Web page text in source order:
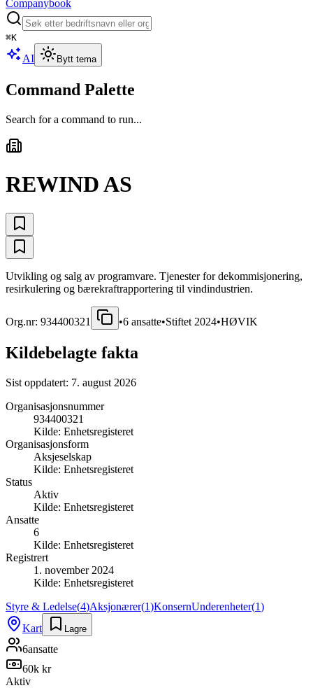
Companybook
⌘K
AI Bytt tema
Command Palette
Search for a command to run...
REWIND AS
Utvikling og salg av programvare. Tjenester for dekommisjonering,
resirkulering og bærekraftrapportering til vindindustrien.
Org.nr: 934400321 •6 ansatte•Stiftet 2024•HØVIK
Kildebelagte fakta
Sist oppdatert: 7. august 2026
Organisasjonsnummer
934400321
Kilde: Enhetsregisteret
Organisasjonsform
Aksjeselskap
Kilde: Enhetsregisteret
Status
Aktiv
Kilde: Enhetsregisteret
Ansatte
6
Kilde: Enhetsregisteret
Registrert
1. november 2024
Kilde: Enhetsregisteret
Styre & Ledelse(4)Aksjonærer(1)KonsernUnderenheter(1)
Kart
Lagre
6ansatte
60k kr
Aktiv